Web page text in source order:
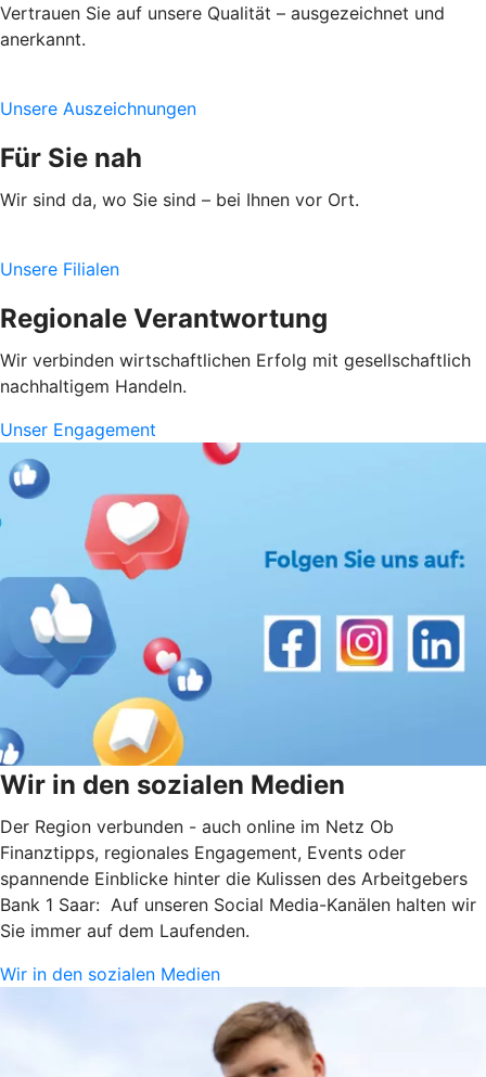
Vertrauen Sie auf unsere Qualität – ausgezeichnet und
anerkannt.
Unsere Auszeichnungen
Für Sie nah
Wir sind da, wo Sie sind – bei Ihnen vor Ort.
Unsere Filialen
Regionale Verantwortung
Wir verbinden wirtschaftlichen Erfolg mit gesellschaftlich
nachhaltigem Handeln.
Unser Engagement
Wir in den sozialen Medien
Der Region verbunden - auch online im Netz Ob
Finanztipps, regionales Engagement, Events oder
spannende Einblicke hinter die Kulissen des Arbeitgebers
Bank 1 Saar: Auf unseren Social Media-Kanälen halten wir
Sie immer auf dem Laufenden.
Wir in den sozialen Medien